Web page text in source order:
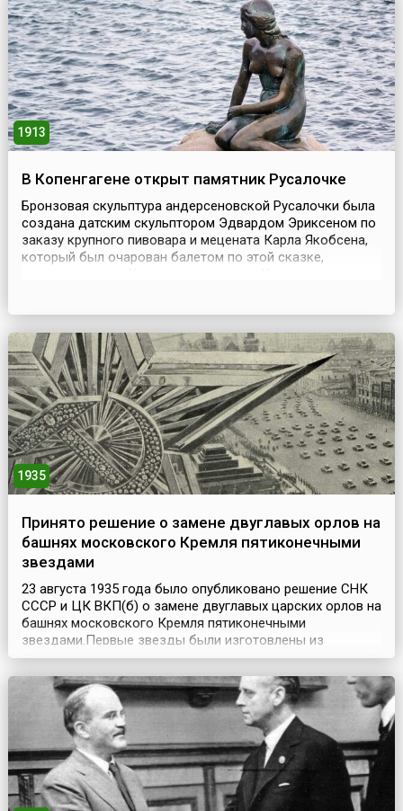
1913
В Копенгагене открыт памятник Русалочке
Бронзовая скульптура андерсеновской Русалочки была
создана датским скульптором Эдвардом Эриксеном по
заказу крупного пивовара и мецената Карла Якобсена,
который был очарован балетом по этой сказке,
балета,...
1935
Принято решение о замене двуглавых орлов на
башнях московского Кремля пятиконечными
звездами
23 августа 1935 года было опубликовано решение СНК
СССР и ЦК ВКП(б) о замене двуглавых царских орлов на
башнях московского Кремля пятиконечными
звездами.Первые звезды были изготовлены из
нержавеющей стали и красной меди, а знаки серпа и
молота на них – из уральских камней-самоцветов. Они
были установлены в октябре 1935 года и украшали
Кремль почти два года. Но из-за атмосферных осадков
самоцве...